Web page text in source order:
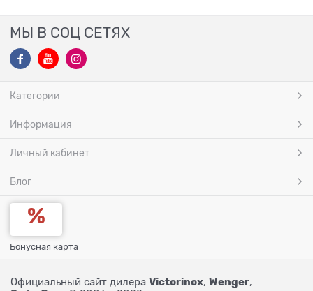
МЫ В СОЦ СЕТЯХ
Категории
Информация
Личный кабинет
Блог
Бонусная карта
Официальный сайт дилера Victorinox, Wenger,